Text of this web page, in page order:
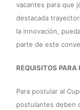
vacantes para que
destacada
la innovación,
parte de este
REQUISITOS PARA
Para postular al
postulantes deben